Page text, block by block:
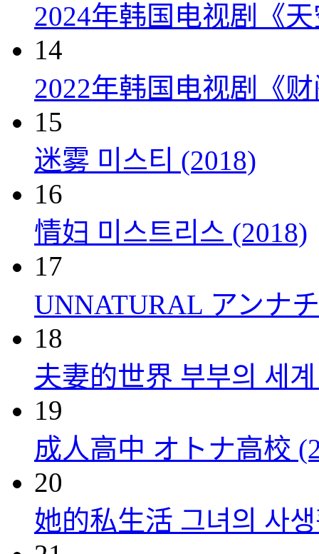
2024年韩国电视剧《
14
2022年韩国电视剧《
15
迷雾 미스티 (2018)
16
情妇 미스트리스 (2018)
17
UNNATURAL アンナ
18
夫妻的世界 부부의 세
19
成人高中 オトナ高校
20
她的私生活 그녀의 사